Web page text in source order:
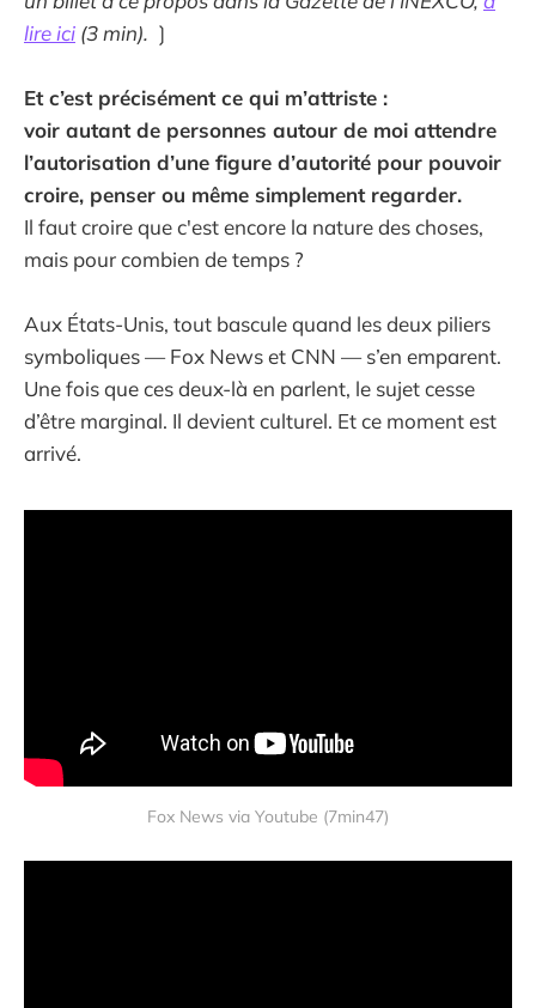
lire ici (3 min). ❳
Et c’est précisément ce qui m’attriste :
voir autant de personnes autour de moi attendre
l’autorisation d’une figure d’autorité pour pouvoir
croire, penser ou même simplement regarder.
Il faut croire que c'est encore la nature des choses,
mais pour combien de temps ?
Aux États-Unis, tout bascule quand les deux piliers
symboliques — Fox News et CNN — s’en emparent.
Une fois que ces deux-là en parlent, le sujet cesse
d’être marginal. Il devient culturel. Et ce moment est
arrivé.
Fox News via Youtube (7min47)